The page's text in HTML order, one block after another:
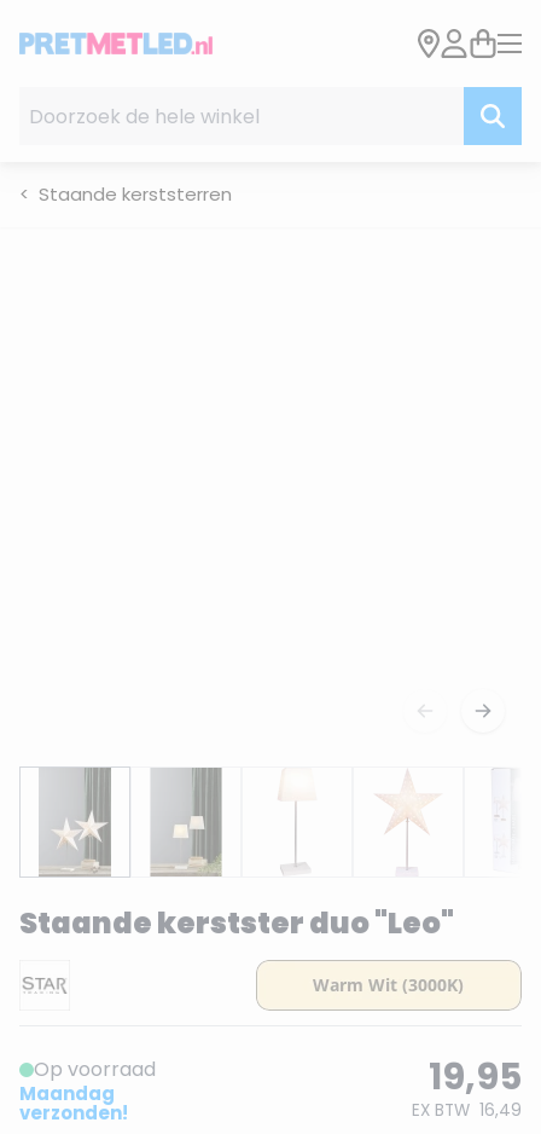
Staande kerststerren
Staande kerstster duo "Leo"
Op voorraad
Maandag
verzonden!
19,95
EX BTW 16,49